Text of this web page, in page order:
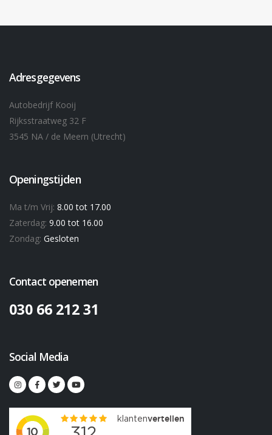
Adresgegevens
Autobedrijf Kooij
Rijksstraatweg 32 F
3545 NA / de Meern (Utrecht)
Openingstijden
Ma t/m Vrij: 8.00 tot 17.00
Zaterdag: 9.00 tot 16.00
Zondag: Gesloten
Contact openemen
030 66 212 31
Social Media